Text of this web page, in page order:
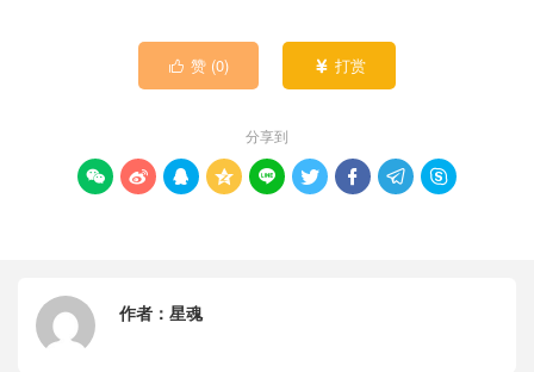
 赞 (0)  打赏
分享到
        
作者： 星魂